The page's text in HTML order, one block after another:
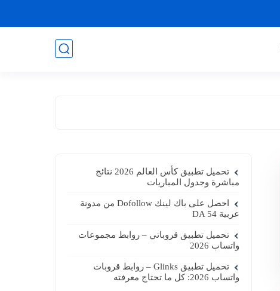
تحميل تطبيق كأس العالم 2026 نتائج
مباشرة وجدول المباريات
احصل على باك لينك Dofollow من مدونة
عربية DA 54
تحميل تطبيق قروباتي – روابط مجموعات
واتساب 2026
تحميل تطبيق Glinks – روابط قروبات
واتساب 2026: كل ما تحتاج معرفته